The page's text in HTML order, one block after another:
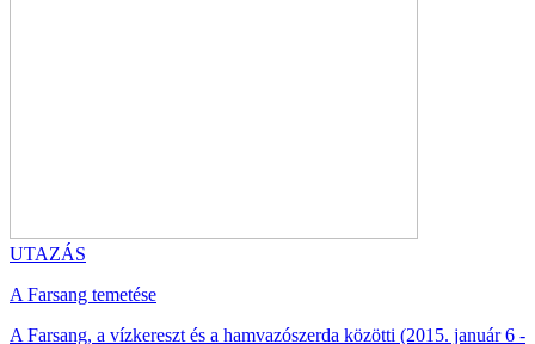
UTAZÁS
A Farsang temetése
A Farsang, a vízkereszt és a hamvazószerda közötti (2015. január 6 -